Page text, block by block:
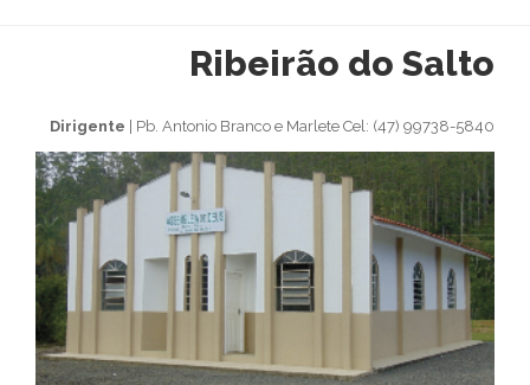
Ribeirão do Salto
Dirigente | Pb. Antonio Branco e Marlete Cel: (47) 99738-5840